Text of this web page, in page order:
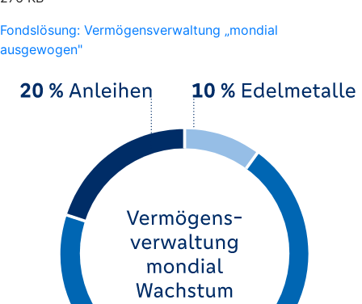
Fondslösung: Vermögensverwaltung „mondial
ausgewogen"